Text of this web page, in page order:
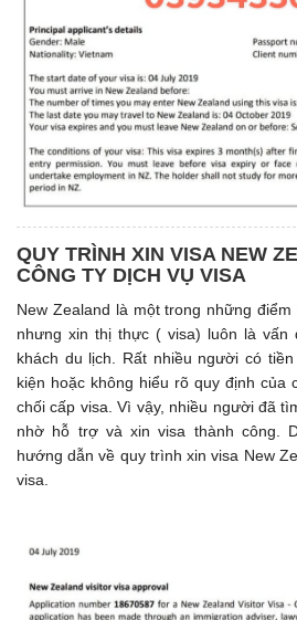
QUY TRÌNH XIN VISA NEW
CÔNG TY DỊCH VỤ VISA
New Zealand là một trong những
nhưng xin thị thực ( visa) luôn là vấn
khách du lịch. Rất nhiều người có
kiện hoặc không hiểu rõ quy định
chối cấp visa. Vì vậy, nhiều người đã
nhờ hỗ trợ và xin visa thành công.
hướng dẫn về quy trình xin visa New
visa.